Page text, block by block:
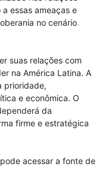
essas ameaças e
no cenário
suas relações com
na América Latina. A
prioridade,
e econômica. O
da
firme e estratégica
acessar a fonte de